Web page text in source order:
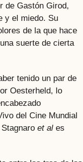
de Gastón Girod,
y el miedo. Su
de la que hace
suerte de cierta
tenido un par de
Oesterheld, lo
del Cine Mundial
et al es